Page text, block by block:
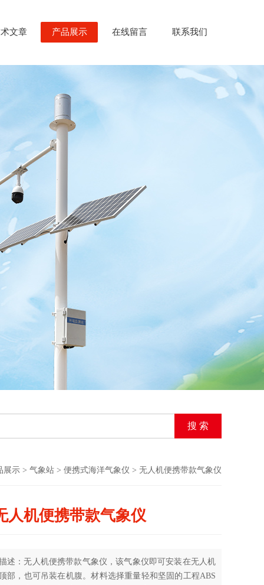
文章 产品展示 在线留言 联系我们
展示 > 气象站 > 便携式海洋气象仪 > 无人机便携带款气象仪
人机便携带款气象仪
述：无人机便携带款气象仪，该气象仪即可安装在无人机
部，也可吊装在机腹。材料选择重量轻和坚固的工程ABS